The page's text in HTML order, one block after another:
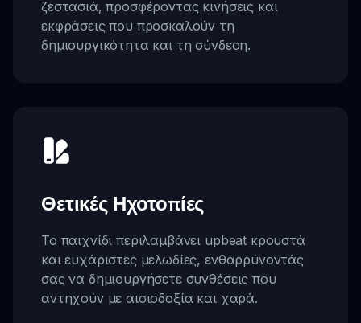
ζεστασιά, προσφέροντας κινήσεις και
εκφράσεις που προσκαλούν τη
δημιουργικότητα και τη σύνδεση.
Θετικές Ηχοτοπίες
Το παιχνίδι περιλαμβάνει upbeat κρουστά
και ευχάριστες μελωδίες, ενθαρρύνοντάς
σας να δημιουργήσετε συνθέσεις που
αντηχούν με αισιοδοξία και χαρά.